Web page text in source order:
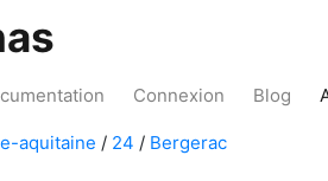
Connexion Blog
aquitaine / 24 / Bergerac